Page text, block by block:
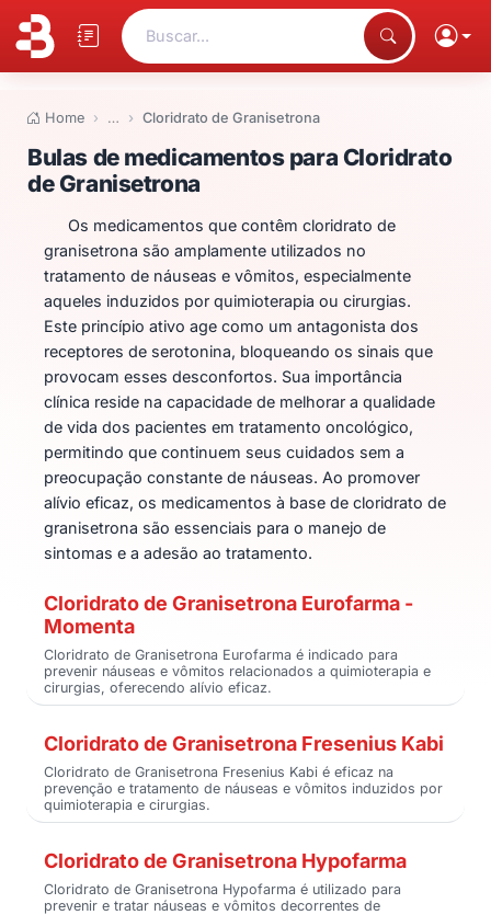
Buscar...
Home … Cloridrato de Granisetrona
Bulas de medicamentos para
Bulas de medicamentos para Cloridrato
de Granisetrona
Os medicamentos que contêm cloridrato de
granisetrona são amplamente utilizados no
tratamento de náuseas e vômitos, especialmente
aqueles induzidos por quimioterapia ou cirurgias.
Este princípio ativo age como um antagonista dos
receptores de serotonina, bloqueando os sinais que
provocam esses desconfortos. Sua importância
clínica reside na capacidade de melhorar a qualidade
de vida dos pacientes em tratamento oncológico,
permitindo que continuem seus cuidados sem a
preocupação constante de náuseas. Ao promover
alívio eficaz, os medicamentos à base de cloridrato de
granisetrona são essenciais para o manejo de
sintomas e a adesão ao tratamento.
Cloridrato de Granisetrona Eurofarma -
Momenta
Cloridrato de Granisetrona Eurofarma é indicado para
prevenir náuseas e vômitos relacionados a quimioterapia e
cirurgias, oferecendo alívio eficaz.
Cloridrato de Granisetrona Fresenius Kabi
Cloridrato de Granisetrona Fresenius Kabi é eficaz na
prevenção e tratamento de náuseas e vômitos induzidos por
quimioterapia e cirurgias.
Cloridrato de Granisetrona Hypofarma
Cloridrato de Granisetrona Hypofarma é utilizado para
prevenir e tratar náuseas e vômitos decorrentes de